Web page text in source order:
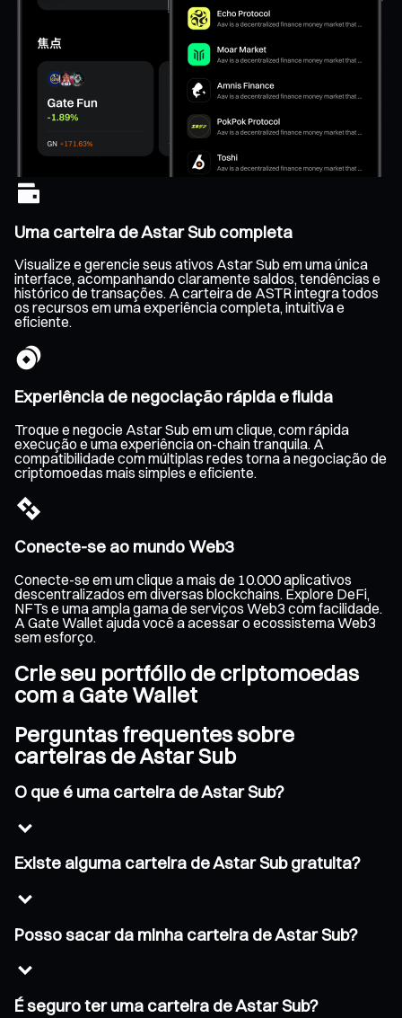
Uma carteira de Astar Sub completa
Visualize e gerencie seus ativos Astar Sub em uma única
interface, acompanhando claramente saldos, tendências e
histórico de transações. A carteira de ASTR integra todos
os recursos em uma experiência completa, intuitiva e
eficiente.
Experiência de negociação rápida e fluida
Troque e negocie Astar Sub em um clique, com rápida
execução e uma experiência on-chain tranquila. A
compatibilidade com múltiplas redes torna a negociação de
criptomoedas mais simples e eficiente.
Conecte-se ao mundo Web3
Conecte-se em um clique a mais de 10.000 aplicativos
descentralizados em diversas blockchains. Explore DeFi,
NFTs e uma ampla gama de serviços Web3 com facilidade.
A Gate Wallet ajuda você a acessar o ecossistema Web3
sem esforço.
Crie seu portfólio de criptomoedas
com a Gate Wallet
Perguntas frequentes sobre
carteiras de Astar Sub
O que é uma carteira de Astar Sub?
Existe alguma carteira de Astar Sub gratuita?
Posso sacar da minha carteira de Astar Sub?
É seguro ter uma carteira de Astar Sub?